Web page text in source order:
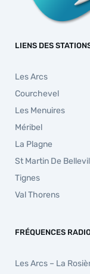
LIENS DES
Les Arcs
Courchevel
Les Menuires
Méribel
La Plagne
St Martin De
Tignes
Val Thorens
FRÉQUENCES
Les Arcs – La